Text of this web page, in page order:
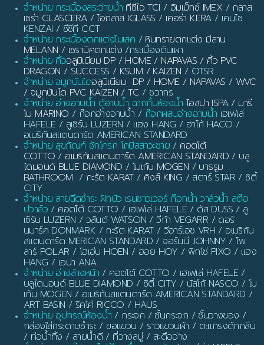
จำหน่าย กระเบื้องสระว่ายน้ำ ทีซีไอ TCI / อิมเม็กซ์ IMEX/ กลาส
เซร่า GLASCERA/ไอกลาส IGLASS / เคอร่า KERA/ เคนไซ
KENZAI / ซีซีที CCT
จำหน่าย กระเบื้องตกแต่งโมเสค / หินทรายตกแต่ง มีลาน
MELANN / เซรามิคตกแต่ง /กระเบื้องดินเผา
จำหน่าย คิ้วอลูมิเนียม DP / HOME / NAPAVAS / คิ้ว PVC
DRAGON / SUCCESS / KSUM / KAIZEN / OTSR
จำหน่าย จมูกบันไดอลูมิเนียม DP / HOME / NAPAVAS / WVC
/ จมูกบันได PVC KAIZEN / TC / ชวากร
จำหน่าย อ่างอาบน้ำ ตู้อาบน้ำ ฉากกั้นห้องน้ำ ไอสปา ISPA / มารี
โน MARINO / ก๊อกอ่างอาบน้ำ / ก๊อกผสมอ่างอาบน้ำ เฮเฟเล่
HAFELE / ลูเซิร์น LUZERN / แฮง HANG / ฮาโก้ HACO /
อเมริกันสแตนดาร์ด AMERICAN STANDARD
จำหน่าย สุขภัณฑ์ ชักโครก โถปัสสาวะชาย / คอตโต้
COTTO / อเมริกันสแตนดาร์ด AMERICAN STANDARD / บลู
ไดมอนด์ BLUE DIAMOND / โมเก้น MOGEN / บาธรูม
BATHROOM / กะรัต KARAT/ คิงส์ KING / สตาร์ STAR / ซิตี้
CITY
จำหน่าย สายฉีดชำระ ฝักบัว เรนชาวเวอร์ ก๊อกน้ำ วาล์วน้ำ สต๊อ
ปวาล์ว / คอตโต้ COTTO / เฮเฟเล่ HAFELE / ดัส DUSS / ลู
เซิร์น LUZERN / วสันต์ WATSON / วีก้า VEGARR / ดอร์
นมาร์ค DONMARK / กะรัต KARAT / วีอาร์เอช VRH / อเมริกัน
สแตนดาร์ด MERICAN STANDARD / จอร์นนี JOHNNY / โพ
ลาร์ POLAR / โฮเอ่น HOEN / ฮอย HOY / พิกโซ่ PIXO / แฮง
HANG / เอน่า ANA
จำหน่าย อ่างล้างหน้า / คอตโต้ COTTO / เฮเฟเล่ HAFELE /
บลูไดมอนด์ BLUE DIAMOND / ซิตี้ CITY / นัสโก้ NASCO / โม
เก้น MOGEN / อเมริกันสแตนดาร์ด AMERICAN STANDARD /
ART BASIN / ริคโค่ RICCO / HAUS
จำหน่าย อุปกรณ์ห้องน้ำ / กระจก / ชั้นกระจก / ชั้นวางของ /
กล่องใส่กระดาษชำระ / ขอแขวน / ราวแขวนผ้า / ตะแกรงดักกลิ่น
/ ท่อน้ำทิ้ง / สายน้ำดี / ที่วางสบู่ / สะดืออ่าง